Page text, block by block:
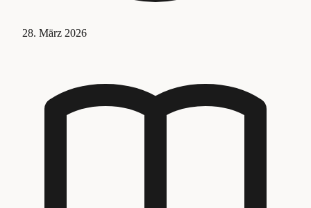
28. März 2026